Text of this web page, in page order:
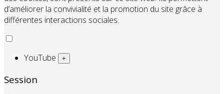
d’améliorer la convivialité et la promotion du site grâce à
différentes interactions sociales.
YouTube +
Session